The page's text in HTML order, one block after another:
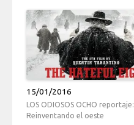
15/01/2016
LOS ODIOSOS OCHO reportaje:
Reinventando el oeste